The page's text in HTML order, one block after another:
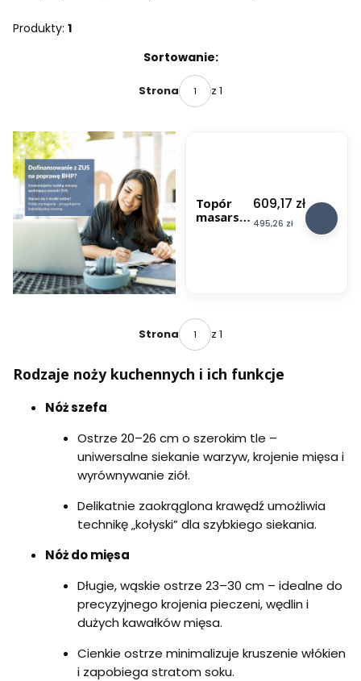
Produkty: 1
Sortowanie:
Strona z 1
Topór
masarski,
Cena
609,17 zł
Cena
495,26 zł
Strona z 1
Rodzaje noży kuchennych i ich funkcje
Nóż szefa
Ostrze 20–26 cm o szerokim tle –
uniwersalne siekanie warzyw, krojenie mięsa i
wyrównywanie ziół.
Delikatnie zaokrąglona krawędź umożliwia
technikę „kołyski” dla szybkiego siekania.
Nóż do mięsa
Długie, wąskie ostrze 23–30 cm – idealne do
precyzyjnego krojenia pieczeni, wędlin i
dużych kawałków mięsa.
Cienkie ostrze minimalizuje kruszenie włókien
i zapobiega stratom soku.